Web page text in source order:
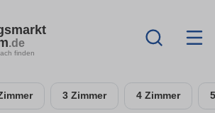
.de
finden
3 Zimmer 4 Zimmer